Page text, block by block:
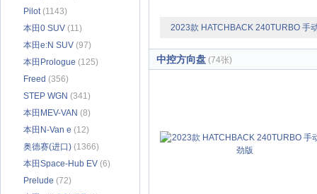
Pilot(1143)
本田0 SUV (11)
本田e:N SUV (97)
本田Prologue (125)
Freed (356)
STEP WGN (341)
本田MEV-VAN (8)
本田N-Van e (12)
奥德赛(进口) (1366)
本田Space-Hub EV (6)
Prelude (72)
2023款 HATCHBACK 240TURBO 手
极劲版
中控方向盘 (74张)